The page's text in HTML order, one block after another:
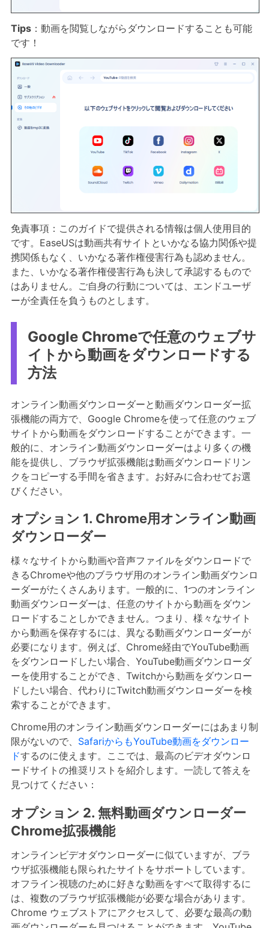
Tips：動画を閲覧しながらダウンロードすることも可能
です！
免責事項：このガイドで提供される情報は個人使用目的
です。EaseUSは動画共有サイトといかなる協力関係や提
携関係もなく、いかなる著作権侵害行為も認めません。
また、いかなる著作権侵害行為も決して承認するもので
はありません。ご自身の行動については、エンドユーザ
ーが全責任を負うものとします。
Google Chromeで任意のウェブサ
イトから動画をダウンロードする
方法
オンライン動画ダウンローダーと動画ダウンローダー拡
張機能の両方で、Google Chromeを使って任意のウェブ
サイトから動画をダウンロードすることができます。一
般的に、オンライン動画ダウンローダーはより多くの機
能を提供し、ブラウザ拡張機能は動画ダウンロードリン
クをコピーする手間を省きます。お好みに合わせてお選
びください。
オプション 1. Chrome用オンライン動画
ダウンローダー
様々なサイトから動画や音声ファイルをダウンロードで
きるChromeや他のブラウザ用のオンライン動画ダウンロ
ーダーがたくさんあります。一般的に、1つのオンライン
動画ダウンローダーは、任意のサイトから動画をダウン
ロードすることしかできません。つまり、様々なサイト
から動画を保存するには、異なる動画ダウンローダーが
必要になります。例えば、Chrome経由でYouTube動画
をダウンロードしたい場合、YouTube動画ダウンローダ
ーを使用することができ、Twitchから動画をダウンロー
ドしたい場合、代わりにTwitch動画ダウンローダーを検
索することができます。
Chrome用のオンライン動画ダウンローダーにはあまり制
限がないので、 SafariからもYouTube動画をダウンロー
ドするのに使えます。ここでは、最高のビデオダウンロ
ードサイトの推奨リストを紹介します。一読して答えを
見つけてください：
オプション 2. 無料動画ダウンローダー
Chrome拡張機能
オンラインビデオダウンローダーに似ていますが、ブラ
ウザ拡張機能も限られたサイトをサポートしています。
オフライン視聴のために好きな動画をすべて取得するに
は、複数のブラウザ拡張機能が必要な場合があります。
Chrome ウェブストアにアクセスして、必要な最高の動